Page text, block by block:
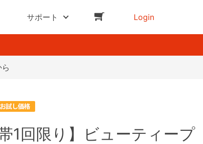
サポート Login
帯1回限り】ビューティープ